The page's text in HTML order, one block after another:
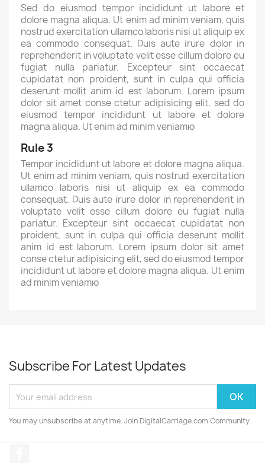
Sed do eiusmod tempor incididunt ut labore et
dolore magna aliqua. Ut enim ad minim veniam, quis
nostrud exercitation ullamco laboris nisi ut aliquip ex
ea commodo consequat. Duis aute irure dolor in
reprehenderit in voluptate velit esse cillum dolore eu
fugiat nulla pariatur. Excepteur sint occaecat
cupidatat non proident, sunt in culpa qui officia
deserunt mollit anim id est laborum. Lorem ipsum
dolor sit amet conse ctetur adipisicing elit, sed do
eiusmod tempor incididunt ut labore et dolore
magna aliqua. Ut enim ad minim veniamю
Rule 3
Tempor incididunt ut labore et dolore magna aliqua.
Ut enim ad minim veniam, quis nostrud exercitation
ullamco laboris nisi ut aliquip ex ea commodo
consequat. Duis aute irure dolor in reprehenderit in
voluptate velit esse cillum dolore eu fugiat nulla
pariatur. Excepteur sint occaecat cupidatat non
proident, sunt in culpa qui officia deserunt mollit
anim id est laborum. Lorem ipsum dolor sit amet
conse ctetur adipisicing elit, sed do eiusmod tempor
incididunt ut labore et dolore magna aliqua. Ut enim
ad minim veniamю
Subscribe For Latest Updates
You may unsubscribe at anytime. Join DigitalCarriage.com Community.